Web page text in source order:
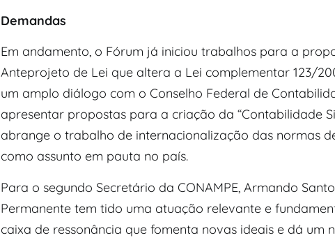
Demandas
Em andamento, o Fórum já iniciou trabalhos para a
Anteprojeto de Lei que altera a Lei complementar 123/
um amplo diálogo com o Conselho Federal de
apresentar propostas para a criação da “Contabilidade
abrange o trabalho de internacionalização das normas
como assunto em pauta no país.
Para o segundo Secretário da CONAMPE, Armando
Permanente tem tido uma atuação relevante e
caixa de ressonância que fomenta novas ideais e dá um